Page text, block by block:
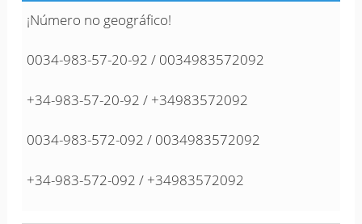
¡Número no geográfico!
0034-983-57-20-92 / 0034983572092
+34-983-57-20-92 / +34983572092
0034-983-572-092 / 0034983572092
+34-983-572-092 / +34983572092